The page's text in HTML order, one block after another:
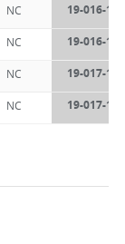
NC 19-016-17-
NC 19-016-17-
NC 19-017-17-
NC 19-017-17-